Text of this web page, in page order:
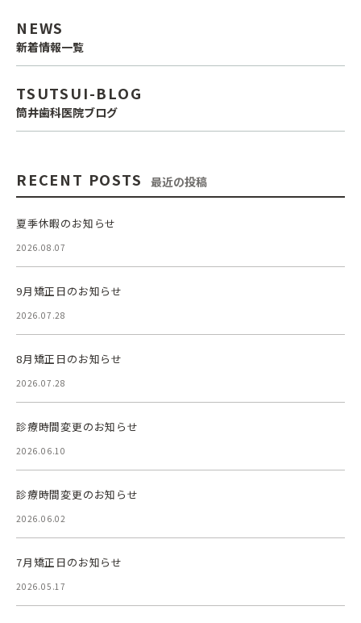
NEWS
新着情報一覧
TSUTSUI-BLOG
筒井歯科医院ブログ
RECENT POSTS 最近の投稿
夏季休暇のお知らせ
2026.08.07
9月矯正日のお知らせ
2026.07.28
8月矯正日のお知らせ
2026.07.28
診療時間変更のお知らせ
2026.06.10
診療時間変更のお知らせ
2026.06.02
7月矯正日のお知らせ
2026.05.17